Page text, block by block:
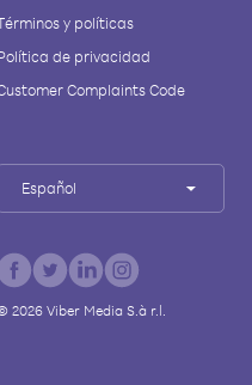
y políticas
de privacidad
Complaints Code
Español
2026Viber Media S.à r.l.